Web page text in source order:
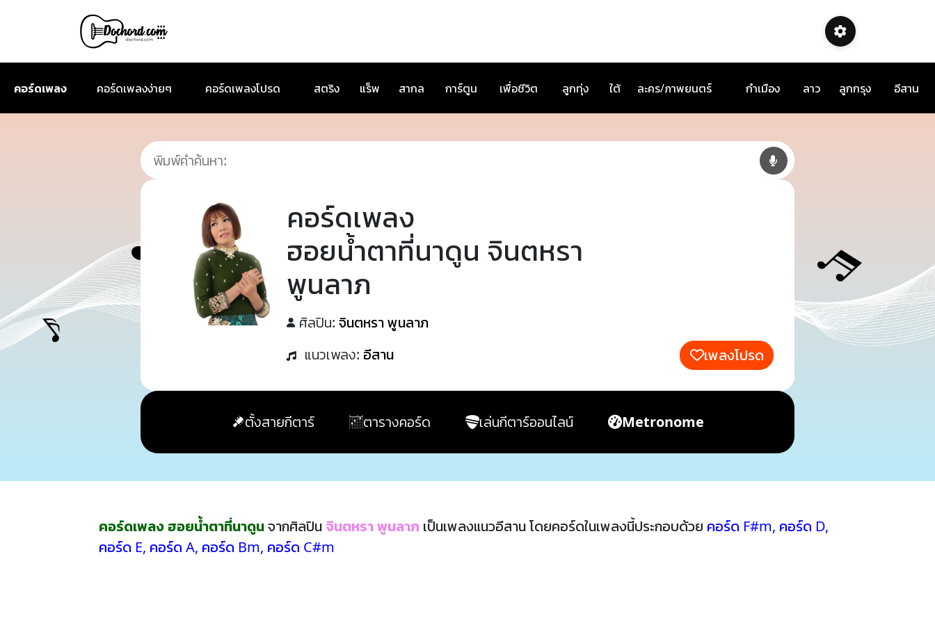
คอร์ดเพลง คอร์ดเพลงง่ายๆ คอร์ดเพลงโปรด สตริง แร็พ สากล การ์ตูน เพื่อชีวิต ลูกทุ่ง ใต้ ละคร/ภาพยนตร์ กำเมือง ลาว ลูกกรุง อีสาน
คอร์ดเพลง
ฮอยน้ำตาที่นาดูน จินตหรา
พูนลาภ
ศิลปิน: จินตหรา พูนลาภ
แนวเพลง: อีสาน เพลงโปรด
ตั้งสายกีตาร์ ตารางคอร์ด เล่นกีตาร์ออนไลน์ Metronome
คอร์ดเพลง ฮอยน้ำตาที่นาดูนจากศิลปิน จินตหรา พูนลาภ เป็นเพลงแนวอีสาน โดยคอร์ดในเพลงนี้ประกอบด้วย คอร์ด F#m, คอร์ด D,
คอร์ด E, คอร์ด A, คอร์ด Bm, คอร์ด C#m